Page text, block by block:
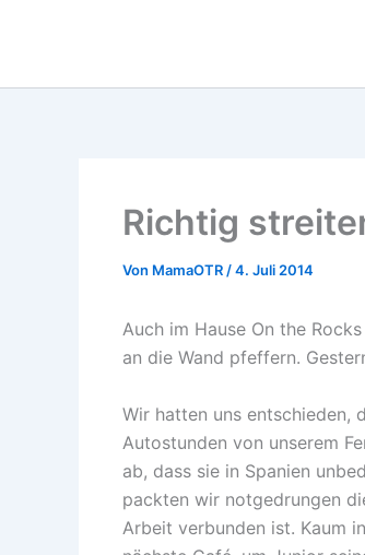
Richtig
Von MamaOTR /4. Juli 2014
Auch im Hause On the
an die Wand pfeffern.
Wir hatten uns entschieden,
Autostunden von unserem
ab, dass sie in Spanien
packten wir notgedrungen
Arbeit verbunden ist. Kaum